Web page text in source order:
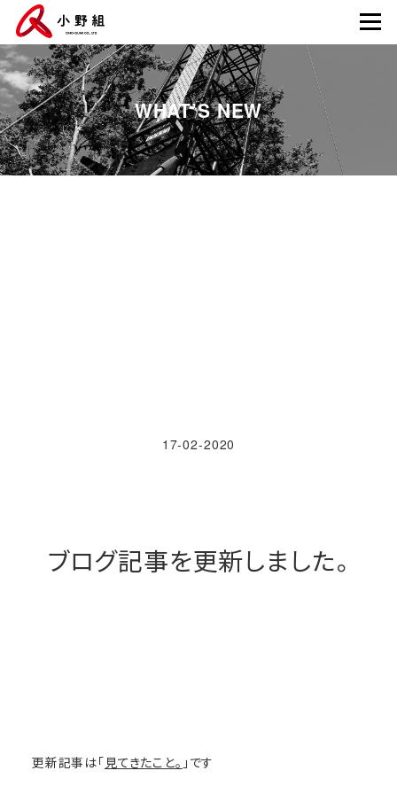
WHAT’S NEW
17-02-2020
ブログ記事を更新しました。
更新記事は「 見てきたこと。 」です